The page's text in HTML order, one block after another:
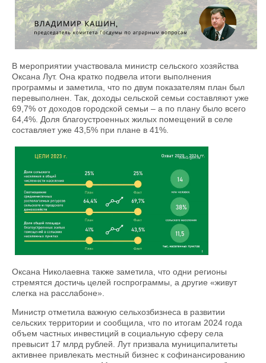
В мероприятии участвовала министр сельского хозяйства
Оксана Лут. Она кратко подвела итоги выполнения
программы и заметила, что по двум показателям план был
перевыполнен. Так, доходы сельской семьи составляют уже
69,7% от доходов городской семьи – а по плану было всего
64,4%. Доля благоустроенных жилых помещений в селе
составляет уже 43,5% при плане в 41%.
Оксана Николаевна также заметила, что одни регионы
стремятся достичь целей госпрограммы, а другие «живут
слегка на расслабоне».
Министр отметила важную сельхозбизнеса в развитии
сельских территории и сообщила, что по итогам 2024 года
объем частных инвестиций в социальную сферу села
превысит 17 млрд рублей. Лут призвала муниципалитеты
активнее привлекать местный бизнес к софинансированию